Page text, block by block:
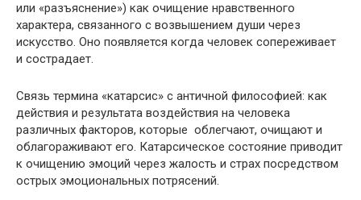
или «разъяснение») как очищение нравственного
характера, связанного с возвышением души через
искусство. Оно появляется когда человек сопереживает
и сострадает.
Связь термина «катарсис» с античной философией: как
действия и результата воздействия на человека
различных факторов, которые облегчают, очищают и
облагораживают его. Катарсическое состояние приводит
к очищению эмоций через жалость и страх посредством
острых эмоциональных потрясений.